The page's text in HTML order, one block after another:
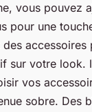
vous pouvez
pour une
accessoires
sur votre look.
vos
sobre. Des